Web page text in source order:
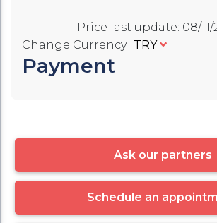
Price last update: 08/
Change Currency TRY
Payment
Ask our partners
Schedule an